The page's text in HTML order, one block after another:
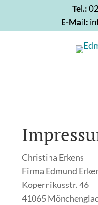
Tel.:
E-Mail:
Christina Erkens
Firma Edmund
Kopernikusstr. 46
41065